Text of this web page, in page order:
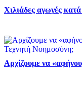
Χιλιάδες αγωγές κατά
Αρχίζουμε να